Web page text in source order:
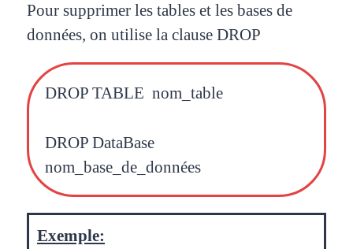
Pour supprimer les tables et les bases de
données, on utilise la clause DROP
DROP TABLE nom_table
DROP DataBase
nom_base_de_données
Exemple: